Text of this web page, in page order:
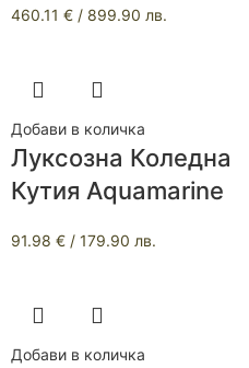
460.11 € / 899.90 лв.
Добави в количка
Луксозна Коледна
Кутия Aquamarine
91.98 € / 179.90 лв.
Добави в количка